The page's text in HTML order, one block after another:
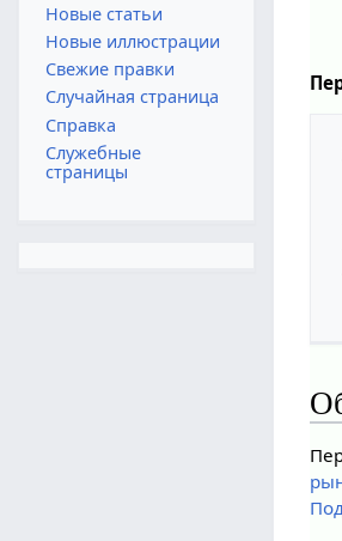
Новые статьи
Новые иллюстрации
Свежие правки
Случайная страница
Справка
Служебные
страницы